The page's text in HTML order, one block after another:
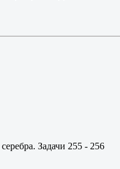
Задачи 255 - 256